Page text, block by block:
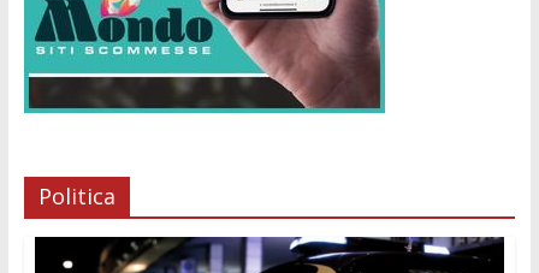
Politica